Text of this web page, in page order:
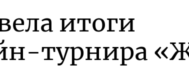
итоги
турнира